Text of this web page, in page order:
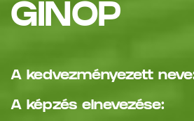
GINOP
A kedvezményezett
A képzés elnevezése: